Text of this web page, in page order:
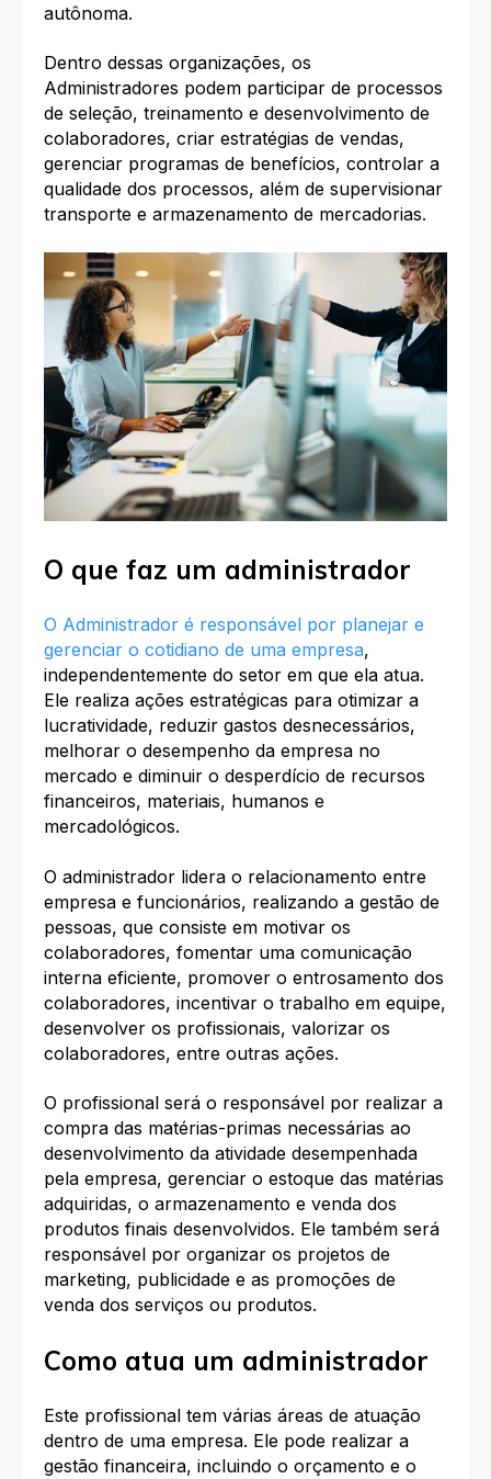
autônoma.
Dentro dessas organizações, os
Administradores podem participar de processos
de seleção, treinamento e desenvolvimento de
colaboradores, criar estratégias de vendas,
gerenciar programas de benefícios, controlar a
qualidade dos processos, além de supervisionar
transporte e armazenamento de mercadorias.
O que faz um administrador
O Administrador é responsável por planejar e
gerenciar o cotidiano de uma empresa,
independentemente do setor em que ela atua.
Ele realiza ações estratégicas para otimizar a
lucratividade, reduzir gastos desnecessários,
melhorar o desempenho da empresa no
mercado e diminuir o desperdício de recursos
financeiros, materiais, humanos e
mercadológicos.
O administrador lidera o relacionamento entre
empresa e funcionários, realizando a gestão de
pessoas, que consiste em motivar os
colaboradores, fomentar uma comunicação
interna eficiente, promover o entrosamento dos
colaboradores, incentivar o trabalho em equipe,
desenvolver os profissionais, valorizar os
colaboradores, entre outras ações.
O profissional será o responsável por realizar a
compra das matérias-primas necessárias ao
desenvolvimento da atividade desempenhada
pela empresa, gerenciar o estoque das matérias
adquiridas, o armazenamento e venda dos
produtos finais desenvolvidos. Ele também será
responsável por organizar os projetos de
marketing, publicidade e as promoções de
venda dos serviços ou produtos.
Como atua um administrador
Este profissional tem várias áreas de atuação
dentro de uma empresa. Ele pode realizar a
gestão financeira, incluindo o orçamento e o